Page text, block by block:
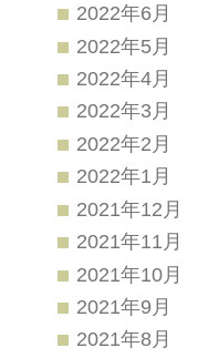
2022年6月
2022年5月
2022年4月
2022年3月
2022年2月
2022年1月
2021年12月
2021年11月
2021年10月
2021年9月
2021年8月